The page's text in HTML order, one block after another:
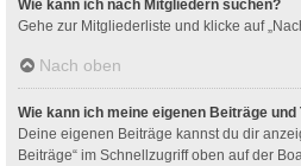
Wie kann ich nach Mitgliedern suchen?
Gehe zur Mitgliederliste und klicke auf
Nach oben
Wie kann ich meine eigenen Beiträge und
Deine eigenen Beiträge kannst du dir
Beiträge“ im Schnellzugriff oben auf der